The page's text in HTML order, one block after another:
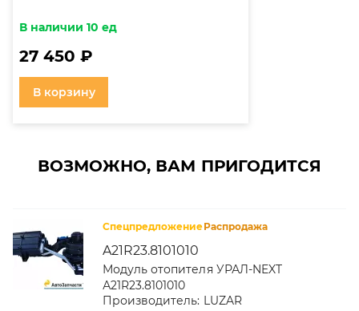
В наличии 10 ед
27 450 ₽
В корзину
ВОЗМОЖНО, ВАМ ПРИГОДИТСЯ
СпецпредложениеРаспродажа
A21R23.8101010
Модуль отопителя УРАЛ-NEXT
А21R23.8101010
Производитель: LUZAR